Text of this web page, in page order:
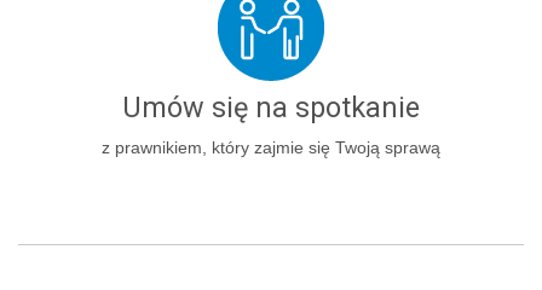
Umów się na spotkanie
z prawnikiem, który zajmie się Twoją sprawą